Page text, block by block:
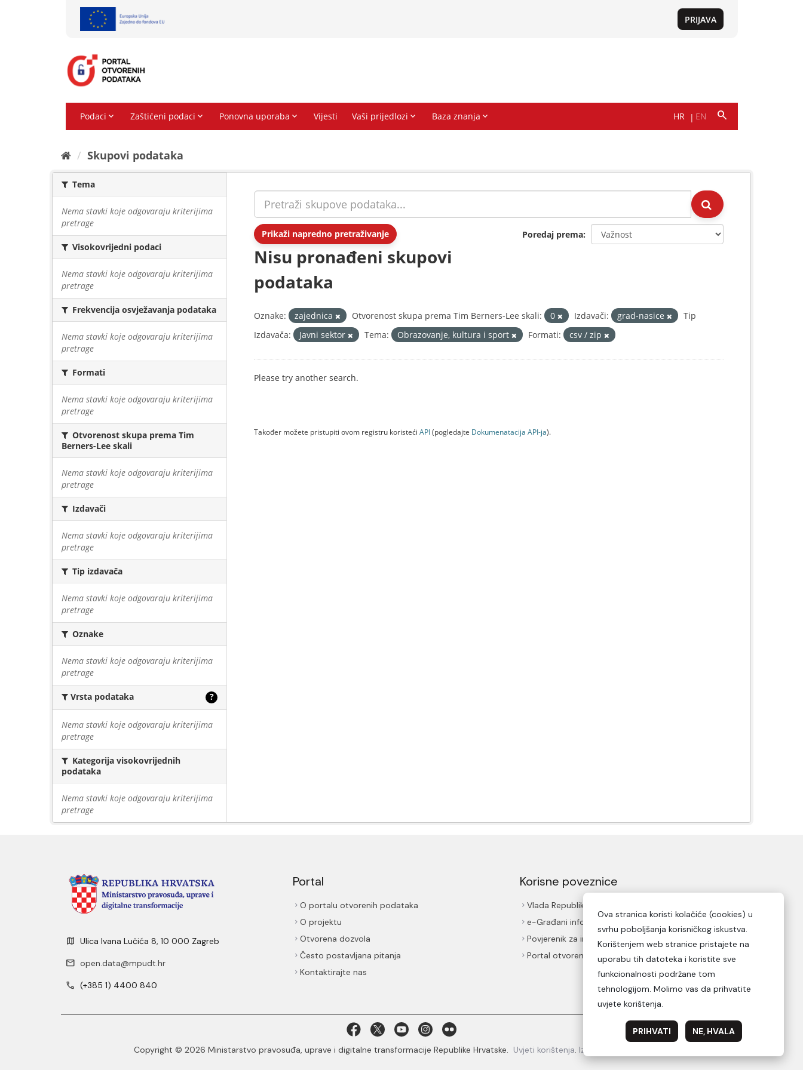
Skupovi podаtаkа
Tema
Nema stavki koje odgovaraju kriterijima
pretrage
Visokovrijedni podaci
Nema stavki koje odgovaraju kriterijima
pretrage
Frekvencija osvježavanja podataka
Nema stavki koje odgovaraju kriterijima
pretrage
Formati
Nema stavki koje odgovaraju kriterijima
pretrage
Otvorenost skupa prema Tim
Berners-Lee skali
Nema stavki koje odgovaraju kriterijima
pretrage
Izdavači
Nema stavki koje odgovaraju kriterijima
pretrage
Tip izdavača
Nema stavki koje odgovaraju kriterijima
pretrage
Oznake
Nema stavki koje odgovaraju kriterijima
pretrage
Vrsta podataka ?
Nema stavki koje odgovaraju kriterijima
pretrage
Kategorija visokovrijednih
podataka
Nema stavki koje odgovaraju kriterijima
pretrage
Prikaži napredno pretraživanje Poredaj prema
Nisu pronađeni skupovi
podataka
Oznake: zajednica Otvorenost skupa prema Tim Berners-Lee skali: 0 Izdavači: grad-nasice
Tip
Izdavača:
Javni sektor Tema: Obrazovanje, kultura i sport Formati: csv / zip
Please try another search.
Također možete pristupiti ovom registru koristeći API(pogledajte Dokumenаtаcijа API-jа).